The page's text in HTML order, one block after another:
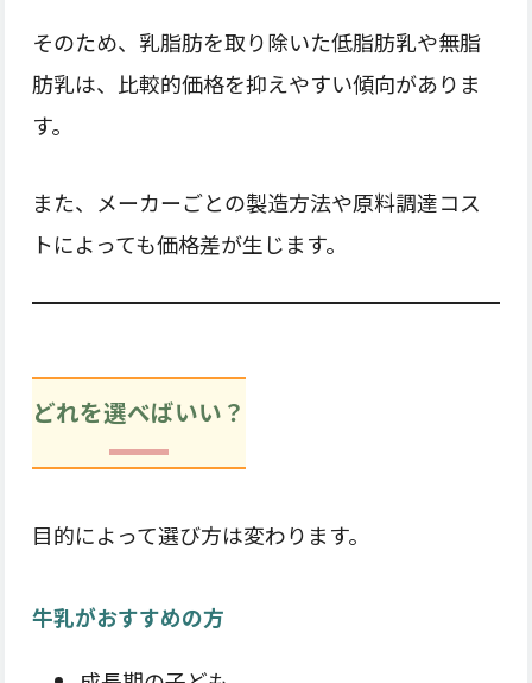
そのため、乳脂肪を取り除いた低脂肪乳や無脂
肪乳は、比較的価格を抑えやすい傾向がありま
す。
また、メーカーごとの製造方法や原料調達コス
トによっても価格差が生じます。
どれを選べばいい？
目的によって選び方は変わります。
牛乳がおすすめの方